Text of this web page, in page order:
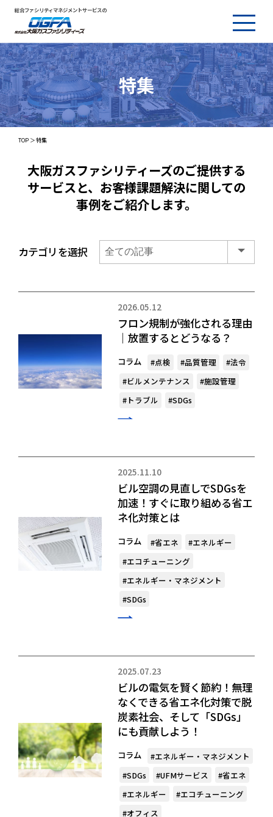
総合ファシリティマネジメントサービスの
特集
TOP 特集
大阪ガスファシリティーズのご提供する
サービスと、 お客様課題解決に関しての
事例をご紹介します。
カテゴリを選択
2026.05.12
フロン規制が強化される理由
｜放置するとどうなる？
コラム #点検 #品質管理
#法令
#ビルメンテナンス
#施設管理
#トラブル
#SDGs
2025.11.10
ビル空調の見直しでSDGsを
加速！すぐに取り組める省エ
ネ化対策とは
コラム #省エネ
#エネルギー
#エコチューニング
#エネルギー・マネジメント
#SDGs
2025.07.23
ビルの電気を賢く節約！無理
なくできる省エネ化対策で脱
炭素社会、そして「SDGs」
にも貢献しよう！
コラム
#エネルギー・マネジメント
#SDGs
#UFMサービス
#省エネ
#エネルギー
#エコチューニング
#オフィス